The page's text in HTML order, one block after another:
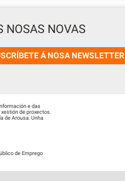
NOSAS NOVAS
Á NOSA NEWSLETTER
e das
de proxectos.
de Arousa. Unha
de Emprego